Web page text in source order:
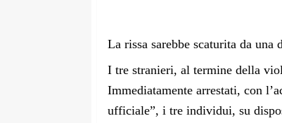
La rissa sarebbe scaturita da
I tre stranieri, al termine della
Immediatamente arrestati, con
ufficiale”, i tre individui, su